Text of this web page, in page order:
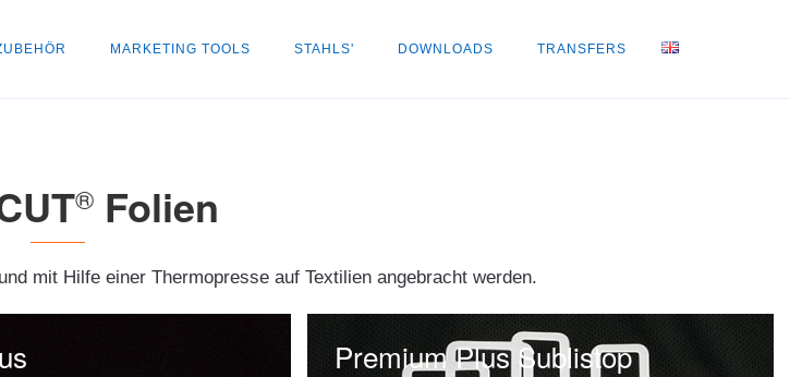
MARKETING TOOLS STAHLS' DOWNLOADS TRANSFERS
®Folien
mit Hilfe einer Thermopresse auf Textilien angebracht werden.
Premium Plus Sublistop